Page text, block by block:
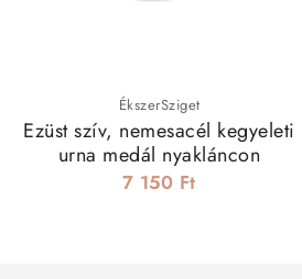
ÉkszerSziget
Ezüst szív, nemesacél kegyeleti
urna medál nyakláncon
7 150 Ft